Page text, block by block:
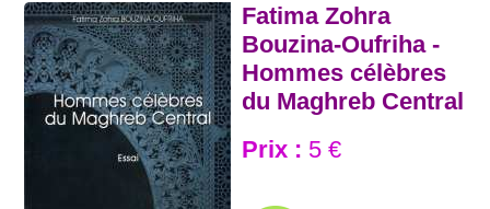
Fatima Zohra
Bouzina-Oufriha -
Hommes célèbres
du Maghreb Central
Prix : 5 €